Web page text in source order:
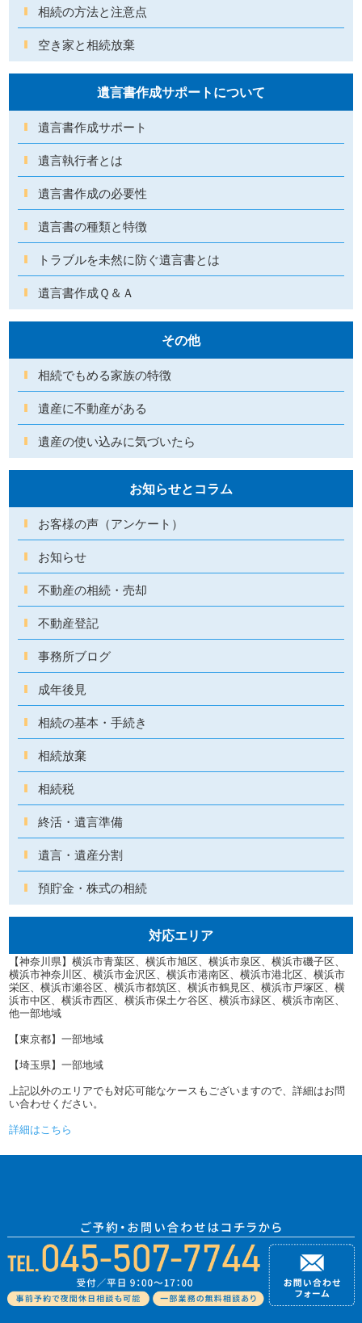
相続の方法と注意点
空き家と相続放棄
遺言書作成サポートについて
遺言書作成サポート
遺言執行者とは
遺言書作成の必要性
遺言書の種類と特徴
トラブルを未然に防ぐ遺言書とは
遺言書作成Ｑ＆Ａ
その他
相続でもめる家族の特徴
遺産に不動産がある
遺産の使い込みに気づいたら
お知らせとコラム
お客様の声（アンケート）
お知らせ
不動産の相続・売却
不動産登記
事務所ブログ
成年後見
相続の基本・手続き
相続放棄
相続税
終活・遺言準備
遺言・遺産分割
預貯金・株式の相続
対応エリア
【神奈川県】横浜市青葉区、横浜市旭区、横浜市泉区、横浜市磯子区、
横浜市神奈川区、横浜市金沢区、横浜市港南区、横浜市港北区、横浜市
栄区、横浜市瀬谷区、横浜市都筑区、横浜市鶴見区、横浜市戸塚区、横
浜市中区、横浜市西区、横浜市保土ケ谷区、横浜市緑区、横浜市南区、
他一部地域
【東京都】一部地域
【埼玉県】一部地域
上記以外のエリアでも対応可能なケースもございますので、詳細はお問
い合わせください。
詳細はこちら